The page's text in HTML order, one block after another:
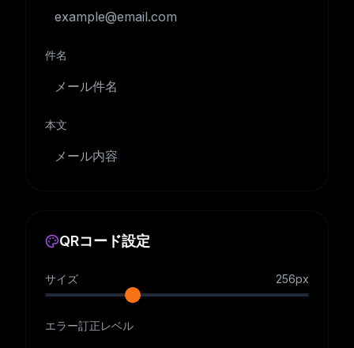
件名
本文
QRコード設定
サイズ 256px
エラー訂正レベル